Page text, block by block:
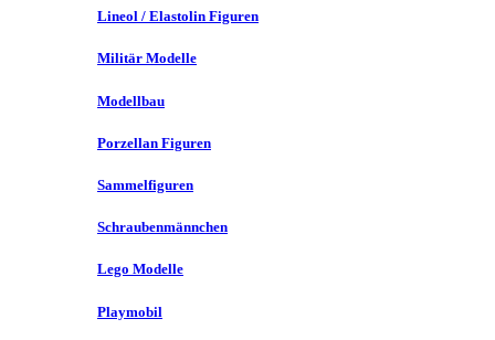
Lineol / Elastolin Figuren
Militär Modelle
Modellbau
Porzellan Figuren
Sammelfiguren
Schraubenmännchen
Lego Modelle
Playmobil